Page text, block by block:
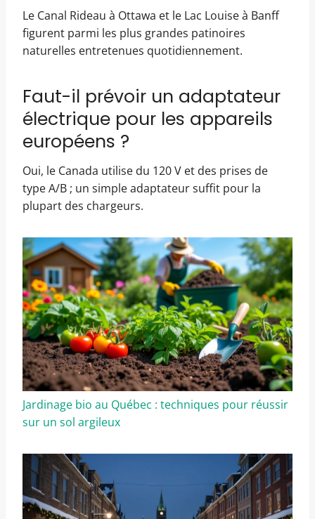
Le Canal Rideau à Ottawa et le Lac Louise à Banff
figurent parmi les plus grandes patinoires
naturelles entretenues quotidiennement.
Faut-il prévoir un adaptateur
électrique pour les appareils
européens ?
Oui, le Canada utilise du 120 V et des prises de
type A/B ; un simple adaptateur suffit pour la
plupart des chargeurs.
Jardinage bio au Québec : techniques pour réussir
sur un sol argileux